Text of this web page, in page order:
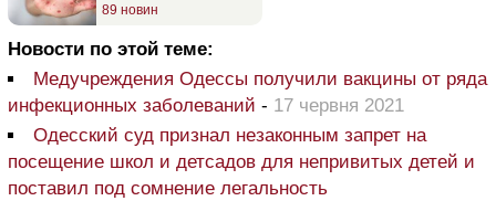
89 новин
Новости по этой теме:
Медучреждения Одессы получили вакцины от ряда
инфекционных заболеваний - 17 червня 2021
Одесский суд признал незаконным запрет на
посещение школ и детсадов для непривитых детей и
поставил под сомнение легальность